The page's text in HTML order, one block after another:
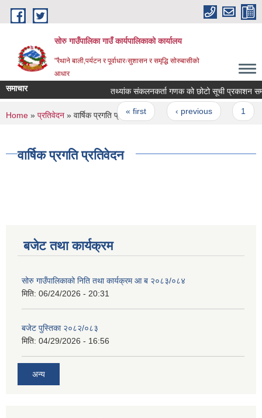
Skip to main content
सोरु गाउँपालिका गाउँ कार्यपालिकाको कार्यालय
"रैथाने बाली,पर्यटन र पूर्वाधारःसुशासन र समृद्धि सोरुबासीको
आधार
समाचार तथ्यांक संकलनकर्ता गणक को छोटो सूची प्रकाशन
Pages
« first ‹ previous
You are here
Home » प्रतिवेदन » वार्षिक प्रगति प्रतिवेदन
वार्षिक प्रगति प्रतिवेदन
बजेट तथा कार्यक्रम
सोरु गाउँपालिकाको निति तथा कार्यक्रम आ ब २०८३/०८४
मिति: 06/24/2026 - 20:31
बजेट पुस्तिका २०८२/०८३
मिति: 04/29/2026 - 16:56
अन्य